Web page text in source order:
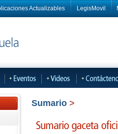
Actualizables LegisMovil
Sumario >